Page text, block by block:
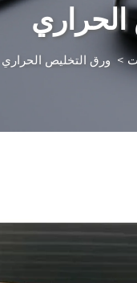
> ورق التخليص الحراري